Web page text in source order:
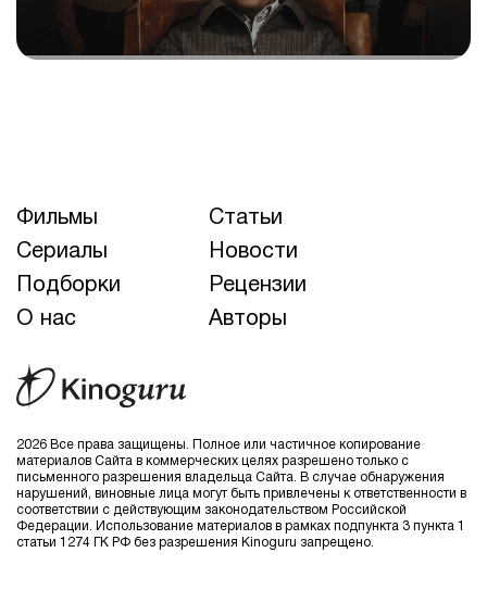
2026 Все права защищены. Полное или частичное копирование
материалов Сайта в коммерческих целях разрешено только с
письменного разрешения владельца Сайта. В случае обнаружения
нарушений, виновные лица могут быть привлечены к ответственности в
соответствии с действующим законодательством Российской
Федерации. Использование материалов в рамках подпункта 3 пункта 1
статьи 1274 ГК РФ без разрешения Kinoguru запрещено.
Фильмы
Статьи
Сериалы
Новости
Подборки
Рецензии
О нас
Авторы